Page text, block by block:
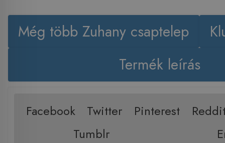
Még több Zuhany csaptelep
Termék leírás
Facebook Twitter Pinterest
Tumblr